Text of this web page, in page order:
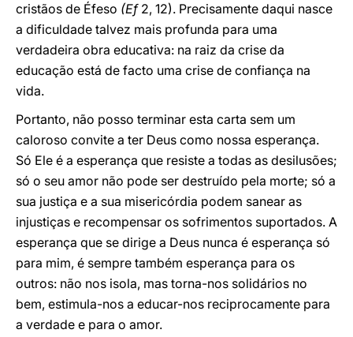
cristãos de Éfeso (Ef2, 12). Precisamente daqui nasce
a dificuldade talvez mais profunda para uma
verdadeira obra educativa: na raiz da crise da
educação está de facto uma crise de confiança na
vida.
Portanto, não posso terminar esta carta sem um
caloroso convite a ter Deus como nossa esperança.
Só Ele é a esperança que resiste a todas as desilusões;
só o seu amor não pode ser destruído pela morte; só a
sua justiça e a sua misericórdia podem sanear as
injustiças e recompensar os sofrimentos suportados. A
esperança que se dirige a Deus nunca é esperança só
para mim, é sempre também esperança para os
outros: não nos isola, mas torna-nos solidários no
bem, estimula-nos a educar-nos reciprocamente para
a verdade e para o amor.